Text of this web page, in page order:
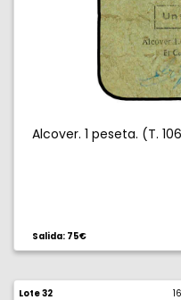
Alcover. 1 peseta. (T.
Salida: 75€
Lote 32